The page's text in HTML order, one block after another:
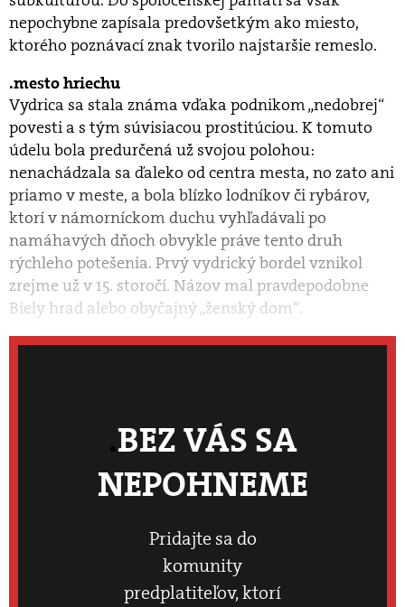
nepochybne zapísala predovšetkým ako miesto,
ktorého poznávací znak tvorilo najstaršie remeslo.
mesto hriechu
Vydrica sa stala známa vďaka podnikom „nedobrej“
povesti a s tým súvisiacou prostitúciou. K tomuto
údelu bola predurčená už svojou polohou:
nenachádzala sa ďaleko od centra mesta, no zato ani
priamo v meste, a bola blízko lodníkov či rybárov,
ktorí v námorníckom duchu vyhľadávali po
namáhavých dňoch obvykle práve tento druh
rýchleho potešenia. Prvý vydrický bordel vznikol
zrejme už v 15. storočí. Názov mal pravdepodobne
Biely hrad alebo obyčajný „ženský dom“.
BEZ VÁS SA
NEPOHNEME
Pridajte sa do
komunity
predplatiteľov, ktorí